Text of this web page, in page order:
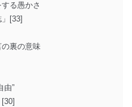
る愚かさ
[33]
の裏の意味
由”